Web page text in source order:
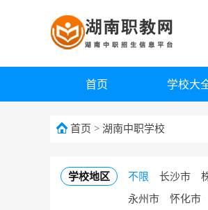
首页 学校大
首页 > 湖南中职学校
学校地区 不限 长沙市
永州市
怀化市